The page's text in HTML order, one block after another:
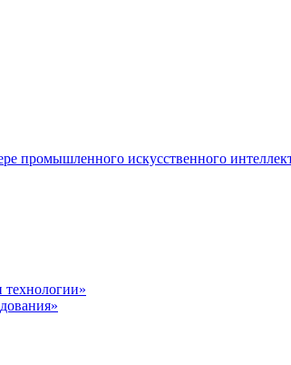
промышленного искусственного